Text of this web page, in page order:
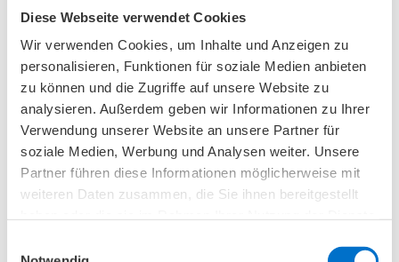
Diese Webseite verwendet Cookies
Wir verwenden Cookies, um Inhalte und Anzeigen zu
personalisieren, Funktionen für soziale Medien anbieten
zu können und die Zugriffe auf unsere Website zu
analysieren. Außerdem geben wir Informationen zu Ihrer
Verwendung unserer Website an unsere Partner für
soziale Medien, Werbung und Analysen weiter. Unsere
Partner führen diese Informationen möglicherweise mit
weiteren Daten zusammen, die Sie ihnen bereitgestellt
Schulterexartikulation: Von einer
Schulterexartikulation spricht man, wenn der
gesamte Arm einschließlich des
Schultergelenks entfernt wird, wobei das
Gelenk selbst durchtrennt und der
Oberarmknochen aus dem Gelenk
genommen wird.